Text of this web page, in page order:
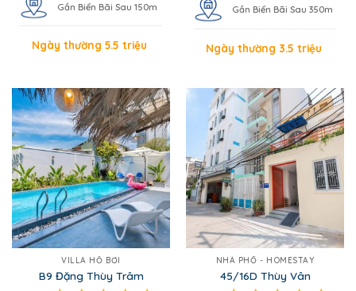
Gần Biển Bãi Sau 150m
Ngày thường 5.5 triệu
Gần Biển Bãi Sau 350m
Ngày thường 3.5 triệu
VILLA HỒ BƠI
B9 Đặng Thùy Trâm
NHÀ PHỐ - HOMESTAY
45/16D Thùy Vân